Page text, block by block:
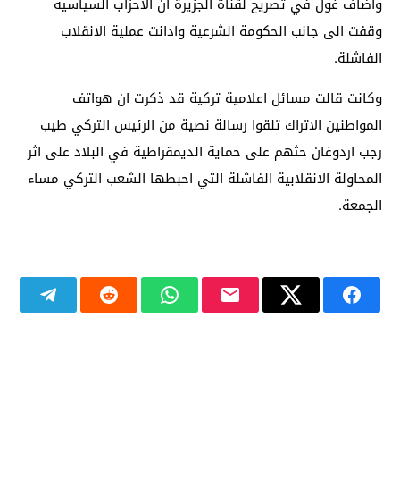
وقفت الى جانب الحكومة الشرعية وادانت عملية الانقلاب
الفاشلة.
وكانت قالت مسائل اعلامية تركية قد ذكرت ان هواتف
المواطنين الاتراك تلقوا رسالة نصية من الرئيس التركي طيب
رجب اردوغان حثهم على حماية الديمقراطية في البلاد على اثر
المحاولة الانقلابية الفاشلة التي احبطها الشعب التركي مساء
الجمعة.